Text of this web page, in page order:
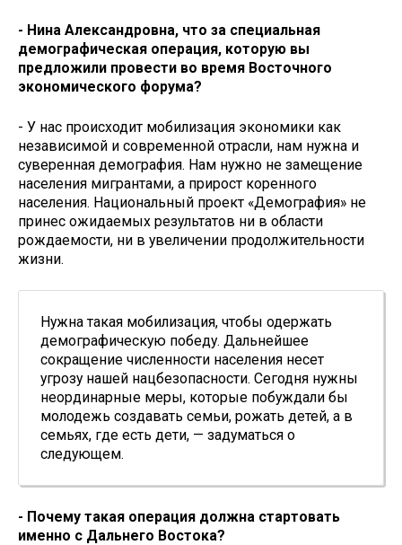
- Нина Александровна, что за специальная
демографическая операция, которую вы
предложили провести во время Восточного
экономического форума?
- У нас происходит мобилизация экономики как
независимой и современной отрасли, нам нужна и
суверенная демография. Нам нужно не замещение
населения мигрантами, а прирост коренного
населения. Национальный проект «Демография» не
принес ожидаемых результатов ни в области
рождаемости, ни в увеличении продолжительности
жизни.
Нужна такая мобилизация, чтобы одержать
демографическую победу. Дальнейшее
сокращение численности населения несет
угрозу нашей нацбезопасности. Сегодня нужны
неординарные меры, которые побуждали бы
молодежь создавать семьи, рожать детей, а в
семьях, где есть дети, — задуматься о
следующем.
- Почему такая операция должна стартовать
именно с Дальнего Востока?